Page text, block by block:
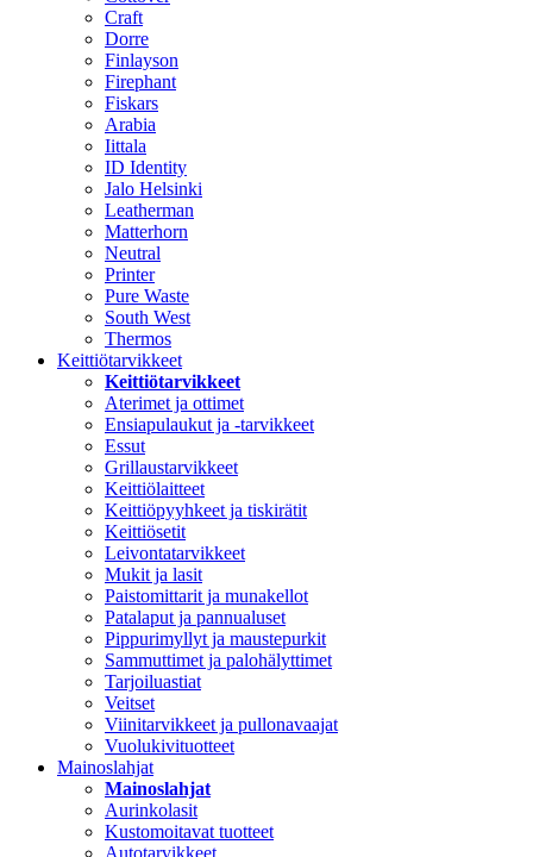
Craft
Dorre
Finlayson
Firephant
Fiskars
Arabia
Iittala
ID Identity
Jalo Helsinki
Leatherman
Matterhorn
Neutral
Printer
Pure Waste
South West
Thermos
Keittiötarvikkeet
Keittiötarvikkeet
Aterimet ja ottimet
Ensiapulaukut ja -tarvikkeet
Essut
Grillaustarvikkeet
Keittiölaitteet
Keittiöpyyhkeet ja tiskirätit
Keittiösetit
Leivontatarvikkeet
Mukit ja lasit
Paistomittarit ja munakellot
Patalaput ja pannualuset
Pippurimyllyt ja maustepurkit
Sammuttimet ja palohälyttimet
Tarjoiluastiat
Veitset
Viinitarvikkeet ja pullonavaajat
Vuolukivituotteet
Mainoslahjat
Mainoslahjat
Aurinkolasit
Kustomoitavat tuotteet
Autotarvikkeet